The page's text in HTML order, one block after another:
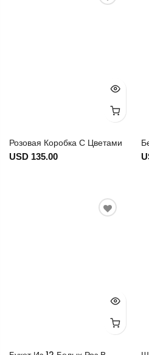
Розовая Коробка С Цветами
USD 135.00